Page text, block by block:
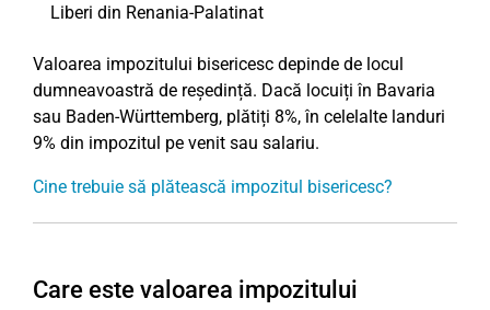
Liberi din Renania-Palatinat
Valoarea impozitului bisericesc depinde de locul
dumneavoastră de reședință. Dacă locuiți în Bavaria
sau Baden-Württemberg, plătiți 8%, în celelalte landuri
9% din impozitul pe venit sau salariu.
Cine trebuie să plătească impozitul bisericesc?
Care este valoarea impozitului